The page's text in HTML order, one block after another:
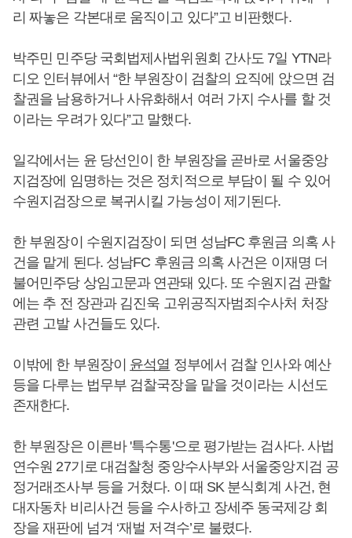
리 짜놓은 각본대로 움직이고 있다”고 비판했다.
박주민 민주당 국회법제사법위원회 간사도 7일 YTN라
디오 인터뷰에서 “한 부원장이 검찰의 요직에 앉으면 검
찰권을 남용하거나 사유화해서 여러 가지 수사를 할 것
이라는 우려가 있다”고 말했다.
일각에서는 윤 당선인이 한 부원장을 곧바로 서울중앙
지검장에 임명하는 것은 정치적으로 부담이 될 수 있어
수원지검장으로 복귀시킬 가능성이 제기된다.
한 부원장이 수원지검장이 되면 성남FC 후원금 의혹 사
건을 맡게 된다. 성남FC 후원금 의혹 사건은 이재명 더
불어민주당 상임고문과 연관돼 있다. 또 수원지검 관할
에는 추 전 장관과 김진욱 고위공직자범죄수사처 처장
관련 고발 사건들도 있다.
이밖에 한 부원장이 윤석열 정부에서 검찰 인사와 예산
등을 다루는 법무부 검찰국장을 맡을 것이라는 시선도
존재한다.
한 부원장은 이른바 '특수통'으로 평가받는 검사다. 사법
연수원 27기로 대검찰청 중앙수사부와 서울중앙지검 공
정거래조사부 등을 거쳤다. 이 때 SK 분식회계 사건, 현
대자동차 비리사건 등을 수사하고 장세주 동국제강 회
장을 재판에 넘겨 ‘재벌 저격수’로 불렸다.